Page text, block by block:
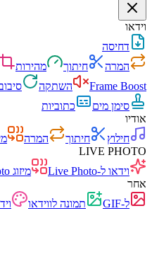
וידאו
דחיסה
המרה
חיתוך מהירות
Frame Boost
השתקה
סימן מים
כתוביות
אודיו
חילוץ
חיתוך המרה
LIVE PHOTO
וידאו ל-Live Photo
מיזוג Live Photo
אחר
ל-GIF
תמונה לווידאו